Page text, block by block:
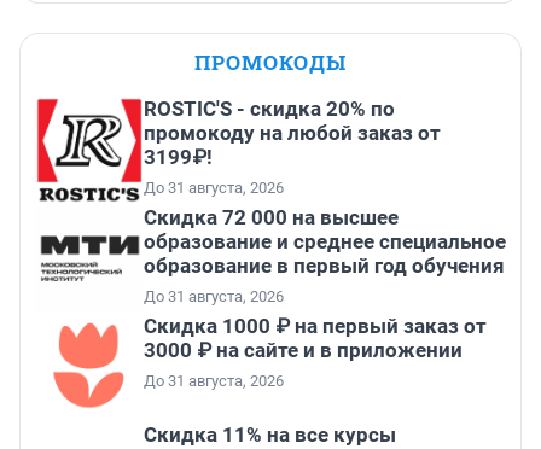
ПРОМОКОДЫ
ROSTIC'S - скидка 20% по
промокоду на любой заказ от
3199₽!
До 31 августа, 2026
Скидка 72 000 на высшее
образование и среднее специальное
образование в первый год обучения
До 31 августа, 2026
Скидка 1000 ₽ на первый заказ от
3000 ₽ на сайте и в приложении
До 31 августа, 2026
Скидка 11% на все курсы